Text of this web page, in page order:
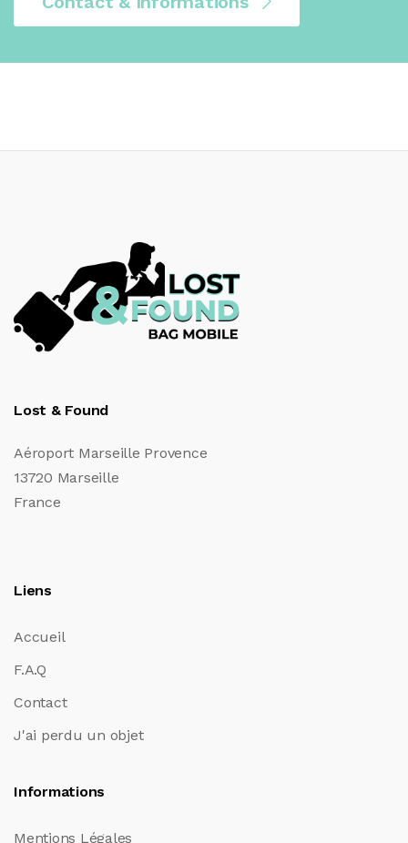
Lost & Found
Aéroport Marseille Provence
13720 Marseille
France
Liens
Accueil
F.A.Q
Contact
J'ai perdu un objet
Informations
Mentions Légales